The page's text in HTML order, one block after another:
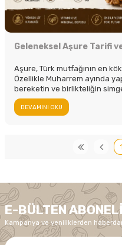
Geleneksel Aşure Tarifi
Aşure, Türk mutfağının en
Özellikle Muharrem ayında
bereketin ve birlikteliğin
DEVAMINI OKU
1
E-BÜLTEN
Kampanya ve yeniliklerden